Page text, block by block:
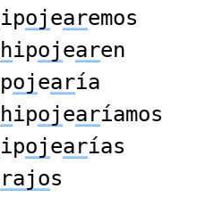
ipojearemos
hipojearen
ojearía
hipojearíamos
ipojearías
rajos